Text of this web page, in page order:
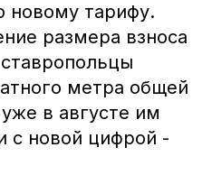
новому тарифу.
размера взноса
метра общей
в августе им
с новой цифрой -